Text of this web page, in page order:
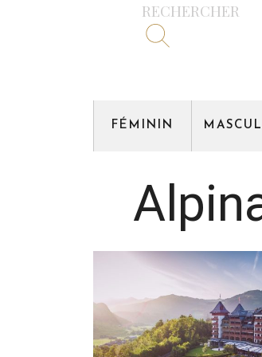
RECHERCHER
FÉMININ